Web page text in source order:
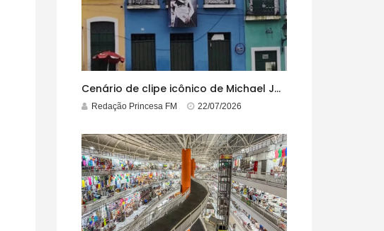
Cenário de clipe icônico de Michael Jackson, casarão azul no centro do Pelourinho enfrenta ordem de desocupação
Redação Princesa FM 22/07/2026